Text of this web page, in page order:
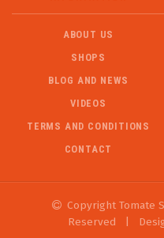
ABOUT US
SHOPS
BLOG AND NEWS
VIDEOS
TERMS AND CONDITIONS
CONTACT
Copyright Tomate
Reserved